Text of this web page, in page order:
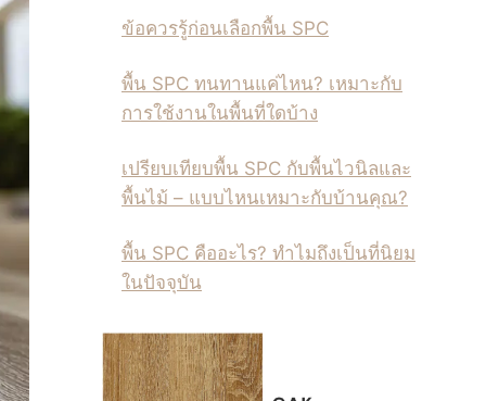
ข้อควรรู้ก่อนเลือกพื้น SPC
พื้น SPC ทนทานแค่ไหน? เหมาะกับ
การใช้งานในพื้นที่ใดบ้าง
เปรียบเทียบพื้น SPC กับพื้นไวนิลและ
พื้นไม้ – แบบไหนเหมาะกับบ้านคุณ?
พื้น SPC คืออะไร? ทำไมถึงเป็นที่นิยม
ในปัจจุบัน